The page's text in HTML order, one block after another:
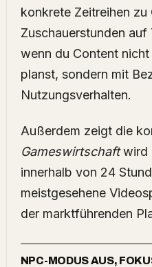
konkrete Zeitreihen zu
Zuschauerstunden
wenn du Content nicht
planst, sondern mit
Nutzungsverhalten.
Außerdem zeigt die
Gameswirtschaftwird
innerhalb von 24
meistgesehene
der marktführenden
NPC-MODUS AUS,